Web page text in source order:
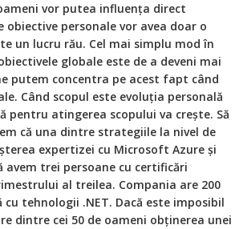
vor putea influența direct
personale vor avea doar o
un lucru rău. Cel mai simplu mod în
globale este de a deveni mai
putem concentra pe acest fapt când
Când scopul este evoluția personală
atingerea scopului va crește. Să
că una dintre strategiile la nivel de
expertizei cu Microsoft Azure și
avem trei persoane cu certificări
al treilea. Compania are 200
tehnologii .NET. Dacă este imposibil
dintre cei 50 de oameni obținerea unei